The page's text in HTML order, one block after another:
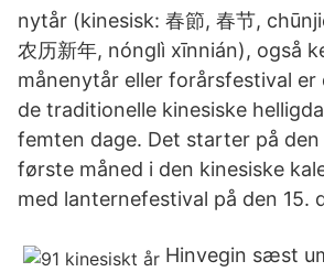
nytår (kinesisk: 春節, 春节,
农历新年, nónglì xīnnián), også
månenytår eller forårsfestival
de traditionelle kinesiske
femten dage. Det starter på
første måned i den kinesiske
med lanternefestival på den 15.
Hinvegin sæst